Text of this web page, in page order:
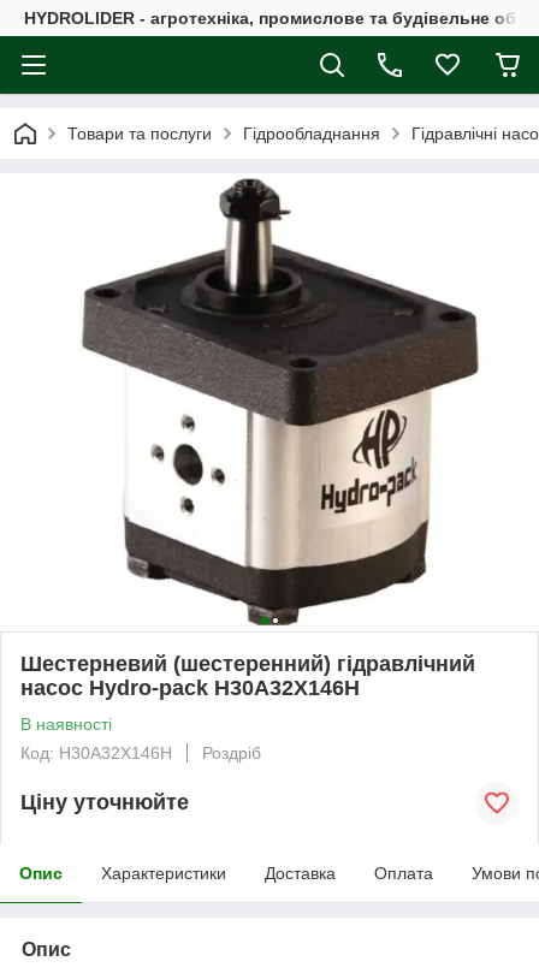
HYDROLIDER - агротехніка, промислове та будівельне
Товари та послуги Гідрообладнання Гідравлічні
Шестерневий (шестеренний) гідравлічний
насос Hydro-pack H30A32X146H
В наявності
Код: H30A32X146H
Роздріб
Ціну уточнюйте
Опис Характеристики Доставка Оплата Умови
Опис